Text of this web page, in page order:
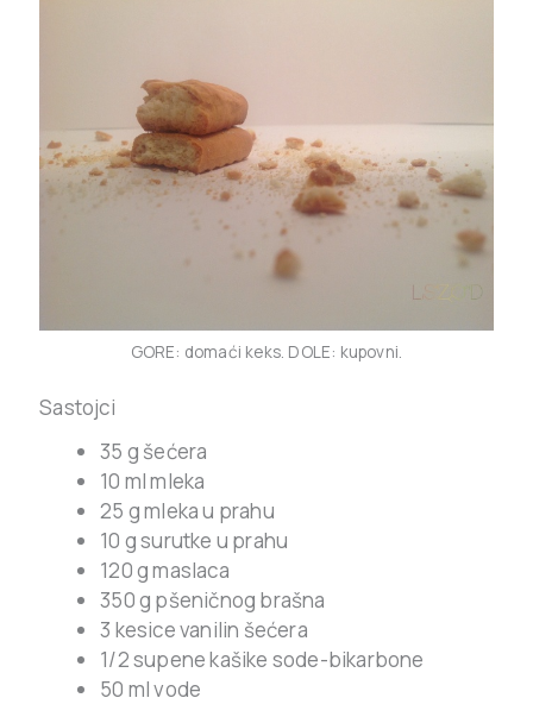
GORE: domaći keks. DOLE: kupovni.
Sastojci
35 g šećera
10 ml mleka
25 g mleka u prahu
10 g surutke u prahu
120 g maslaca
350 g pšeničnog brašna
3 kesice vanilin šećera
1/2 supene kašike sode-bikarbone
50 ml vode